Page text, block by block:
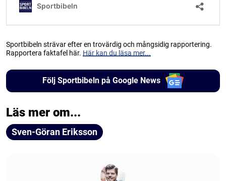
Sportbibeln strävar efter en trovärdig och mångsidig rapportering.
Rapportera faktafel här. Här kan du läsa mer...
Följ Sportbibeln på Google News
Läs mer om...
Sven-Göran Eriksson